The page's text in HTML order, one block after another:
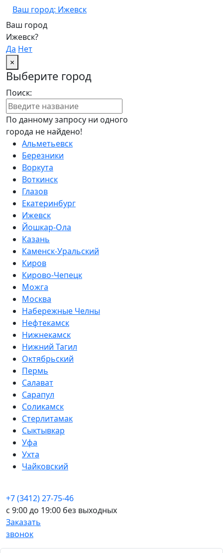
Ваш город: Ижевск
Ваш город
Ижевск?
Да Нет
×
Выберите город
Поиск:
По данному запросу ни одного
города не найдено!
Альметьевск
Березники
Воркута
Воткинск
Глазов
Екатеринбург
Ижевск
Йошкар-Ола
Казань
Каменск-Уральский
Киров
Кирово-Чепецк
Можга
Москва
Набережные Челны
Нефтекамск
Нижнекамск
Нижний Тагил
Октябрьский
Пермь
Салават
Сарапул
Соликамск
Стерлитамак
Сыктывкар
Уфа
Ухта
Чайковский
+7 (3412) 27-75-46
c 9:00 до 19:00 без выходных
Заказать
звонок